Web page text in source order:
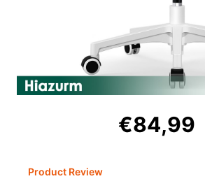
€84,99
Product Review